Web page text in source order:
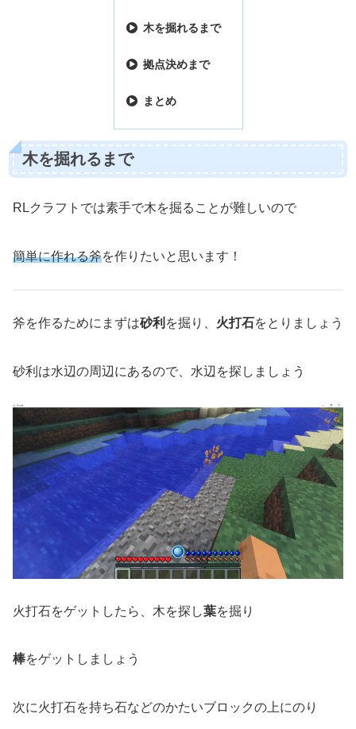
木を掘れるまで
拠点決めまで
まとめ
木を掘れるまで
RLクラフトでは素手で木を掘ることが難しいので
簡単に作れる斧を作りたいと思います！
斧を作るためにまずは砂利 を掘り、 火打石をとりましょう
砂利は水辺の周辺にあるので、水辺を探しましょう
火打石をゲットしたら、木を探し葉を掘り
棒をゲットしましょう
次に火打石を持ち石などのかたいブロックの上にのり